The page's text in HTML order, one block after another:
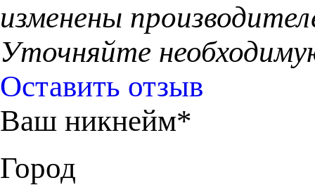
изменены
Уточняйте
Оставить отзыв
Ваш никнейм*
Город